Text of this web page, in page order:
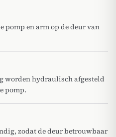
pomp en arm op de deur van
worden hydraulisch afgesteld
pomp.
zodat de deur betrouwbaar